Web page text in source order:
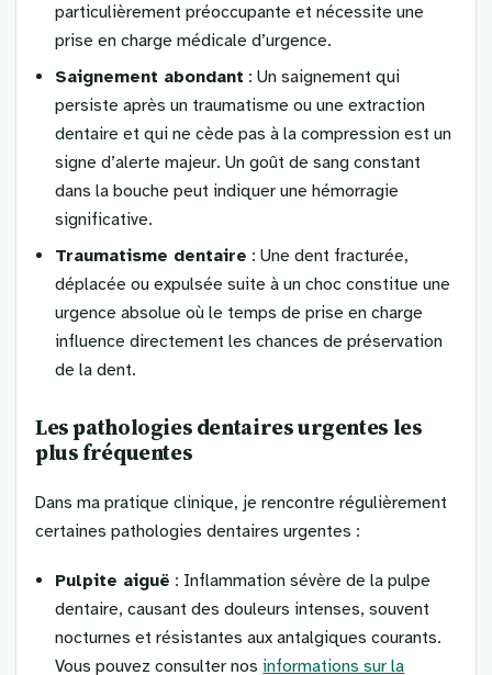
particulièrement préoccupante et nécessite une
prise en charge médicale d’urgence.
Saignement abondant : Un saignement qui
persiste après un traumatisme ou une extraction
dentaire et qui ne cède pas à la compression est un
signe d’alerte majeur. Un goût de sang constant
dans la bouche peut indiquer une hémorragie
significative.
Traumatisme dentaire : Une dent fracturée,
déplacée ou expulsée suite à un choc constitue une
urgence absolue où le temps de prise en charge
influence directement les chances de préservation
de la dent.
Les pathologies dentaires urgentes les
plus fréquentes
Dans ma pratique clinique, je rencontre régulièrement
certaines pathologies dentaires urgentes :
Pulpite aiguë : Inflammation sévère de la pulpe
dentaire, causant des douleurs intenses, souvent
nocturnes et résistantes aux antalgiques courants.
Vous pouvez consulter nos informations sur la